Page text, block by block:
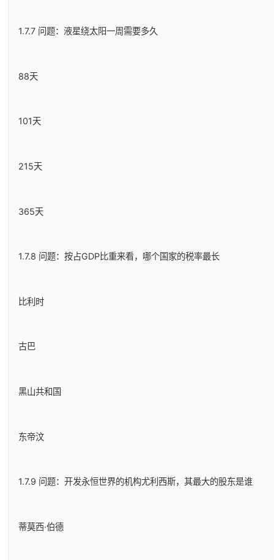
1.7.7 问题：液星绕太阳一周需要多久
88天
101天
215天
365天
1.7.8 问题：按占GDP比重来看，哪个国家的税率最长
比利时
古巴
黑山共和国
东帝汶
1.7.9 问题：开发永恒世界的机构尤利西斯，其最大的股东是谁
蒂莫西·伯德